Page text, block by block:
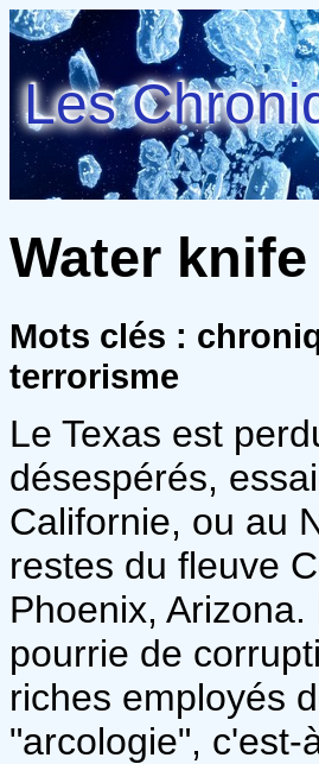
Les
Water
Mots clés :
terrorisme
Le Texas est
désespérés,
Californie, ou au
restes du fleuve
Phoenix,
pourrie de
riches employés
"arcologie",